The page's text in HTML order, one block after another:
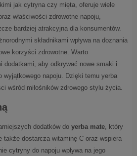
jak cytryna czy mięta, oferuje wiele
właściwości zdrowotne napoju,
bardziej atrakcyjna dla konsumentów.
składnikami wpływa na doznania
korzyści zdrowotne. Warto
dodatkami, aby odkrywać nowe smaki i
wyjątkowego napoju. Dzięki temu yerba
wśród miłośników zdrowego stylu życia.
dodatków do yerba mate, który
także dostarcza witaminę C oraz wspiera
cytryny do napoju wpływa na jego